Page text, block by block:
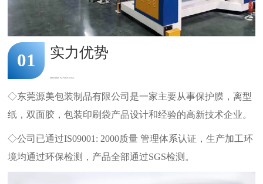
01 实力优势
SPOWER ADVANTAGE
◇东莞源美包装制品有限公司是一家主要从事保护膜，离型
纸，双面胶，包装印刷袋产品设计和经验的高新技术企业。
◇公司已通过IS09001: 2000质量 管理体系认证，生产加工环
境均通过环保检测，产品全部通过SGS检测。